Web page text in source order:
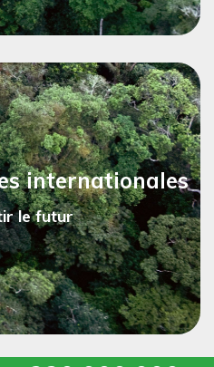
décisions se baseront
de la durabilité, en
efficace des forêts.
concept de durabilité
>>
internationales
le futur